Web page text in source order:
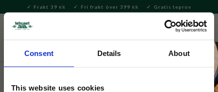
Consent Details About
This website uses cookies
Meny
Frakt 39 KR Fri frakt över 399 KR Gratis teprov